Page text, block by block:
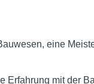
eine
Erfahrung mit der